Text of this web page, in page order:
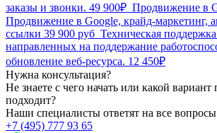
заказы и звонки. 49 900₽ Продвижение в
Продвижение в Google, крайд-маркетинг,
ссылки 39 900 руб Техническая поддержка
направленных на поддержание
обновление веб-ресурса. 12 450₽
Нужна консультация?
Не знаете с чего начать или какой
подходит?
Наши специалисты ответят на все
+7 (495) 777 93 65